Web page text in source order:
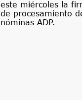
este miércoles la
de procesamiento
nóminas ADP.